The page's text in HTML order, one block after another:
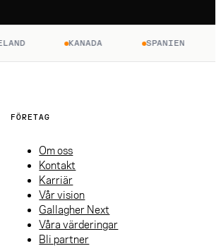
KANADA SPANIEN
FÖRETAG
Om oss
Kontakt
Karriär
Vår vision
Gallagher Next
Våra värderingar
Bli partner